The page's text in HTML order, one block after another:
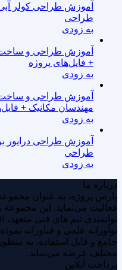
آموزش طراحی کولر
طراحی
به زودی
آموزش طراحی و
+ فایل‌های پروژه
به زودی
آموزش طراحی و
مهندسان مکانیک +
به زودی
طراحی
به زودی
درباره ما
پارس پروژه، به عنوان
فعالیت می‌نماید. این
توانمندی‌ تیم های فنی
نوآورانه علمی و فناورانه
جامع و قابل استفاده، به
مختلف عرضه می‌نماید.
پرداخت آنلاین